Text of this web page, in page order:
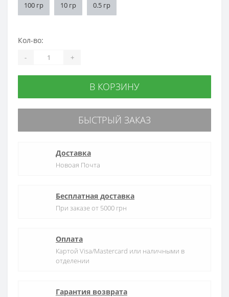
100 гр 10 гр 0.5 гр
Кол-во:
- +
В КОРЗИНУ
БЫСТРЫЙ ЗАКАЗ
Доставка
Новоая Почта
Бесплатная доставка
При заказе от 5000 грн
Оплата
Картой Visa/Mastercard или наличными в
отделении
Гарантия возврата